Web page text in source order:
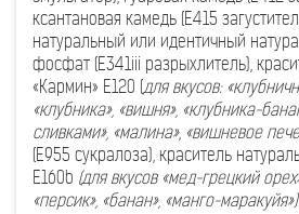
82 г
Белки
ксантановая камедь (Е415
натуральный или идентичный
фосфат (Е341iii разрыхлитель),
«Кармин» Е120 (для вкусов:
«клубника», «вишня», «клубника-
сливками», «малина», «вишневое
(Е955 сукралоза), краситель
Е160b (для вкусов «мед-грецкий
«персик», «банан», «манго-маракуйя»).